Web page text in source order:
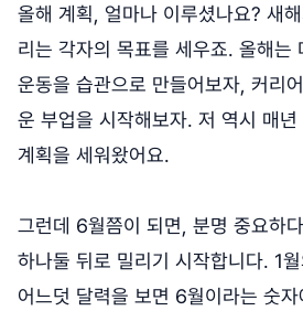
올해 계획, 얼마나 이루셨나요? 새
리는 각자의 목표를 세우죠. 올해는
운동을 습관으로 만들어보자, 커리
운 부업을 시작해보자. 저 역시 매
계획을 세워왔어요.
그런데 6월쯤이 되면, 분명 중요하
하나둘 뒤로 밀리기 시작합니다. 1
어느덧 달력을 보면 6월이라는 숫